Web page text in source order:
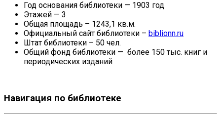
Год основания библиотеки — 1903 год
Этажей — 3
Общая площадь – 1243,1 кв.м.
Официальный сайт библиотеки – biblionn.ru
Штат библиотеки – 50 чел.
Общий фонд библиотеки — более 150 тыс. книг и
периодических изданий
Навигация по библиотеке